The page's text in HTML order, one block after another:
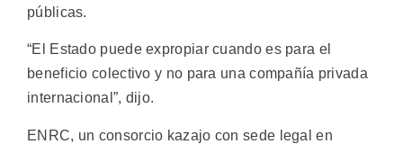
públicas.
“El Estado puede expropiar cuando es para el
beneficio colectivo y no para una compañía privada
internacional”, dijo.
ENRC, un consorcio kazajo con sede legal en